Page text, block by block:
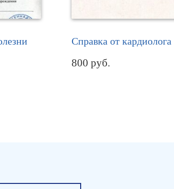
Справка от кардиолога
800 руб.